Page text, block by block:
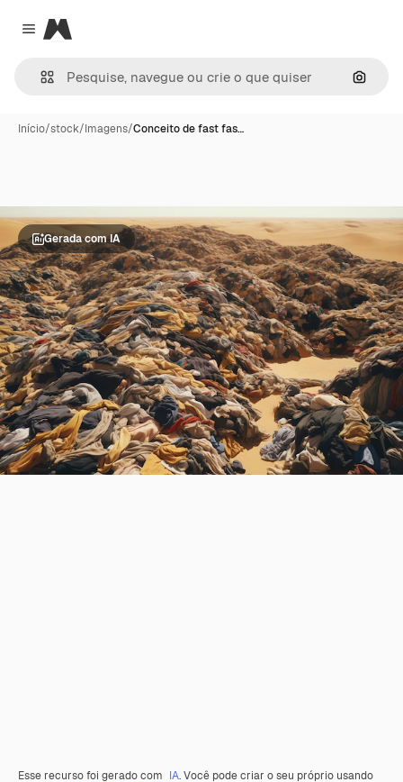
Close menu
Magnific
Início/stock/Imagens/Conceito de fast fas…
Gerada com IA
Esse recurso foi gerado com IA. Você pode criar o seu próprio usando